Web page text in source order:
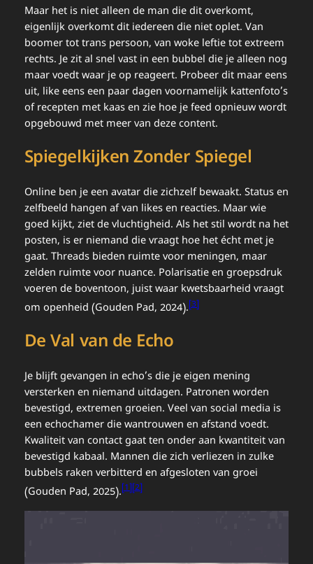
Maar het is niet alleen de man die dit overkomt,
eigenlijk overkomt dit iedereen die niet oplet. Van
boomer tot trans persoon, van woke leftie tot extreem
rechts. Je zit al snel vast in een bubbel die je alleen nog
maar voedt waar je op reageert. Probeer dit maar eens
uit, like eens een paar dagen voornamelijk kattenfoto’s
of recepten met kaas en zie hoe je feed opnieuw wordt
opgebouwd met meer van deze content.
Spiegelkijken Zonder Spiegel
Online ben je een avatar die zichzelf bewaakt. Status en
zelfbeeld hangen af van likes en reacties. Maar wie
goed kijkt, ziet de vluchtigheid. Als het stil wordt na het
posten, is er niemand die vraagt hoe het écht met je
gaat. Threads bieden ruimte voor meningen, maar
zelden ruimte voor nuance. Polarisatie en groepsdruk
voeren de boventoon, juist waar kwetsbaarheid vraagt
om openheid (Gouden Pad, 2024).[3]
De Val van de Echo
Je blijft gevangen in echo’s die je eigen mening
versterken en niemand uitdagen. Patronen worden
bevestigd, extremen groeien. Veel van social media is
een echochamer die wantrouwen en afstand voedt.
Kwaliteit van contact gaat ten onder aan kwantiteit van
bevestigd kabaal. Mannen die zich verliezen in zulke
bubbels raken verbitterd en afgesloten van groei
(Gouden Pad, 2025).[1][2]